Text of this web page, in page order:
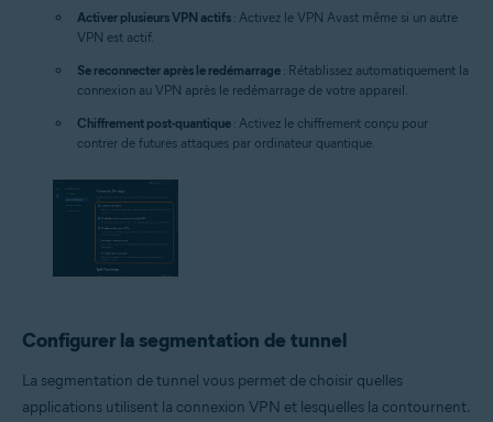
Activer plusieurs VPN actifs : Activez le VPN Avast même si un autre
VPN est actif.
Se reconnecter après le redémarrage : Rétablissez automatiquement la
connexion au VPN après le redémarrage de votre appareil.
Chiffrement post-quantique : Activez le chiffrement conçu pour
contrer de futures attaques par ordinateur quantique.
Configurer la segmentation de tunnel
La segmentation de tunnel vous permet de choisir quelles
applications utilisent la connexion VPN et lesquelles la contournent.